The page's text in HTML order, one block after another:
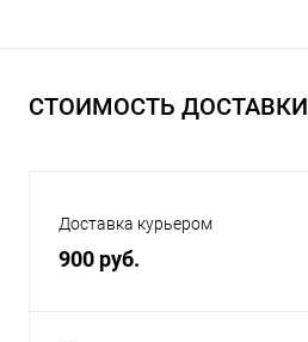
СТОИМОСТЬ ДОСТАВКИ
Доставка курьером
900 руб.